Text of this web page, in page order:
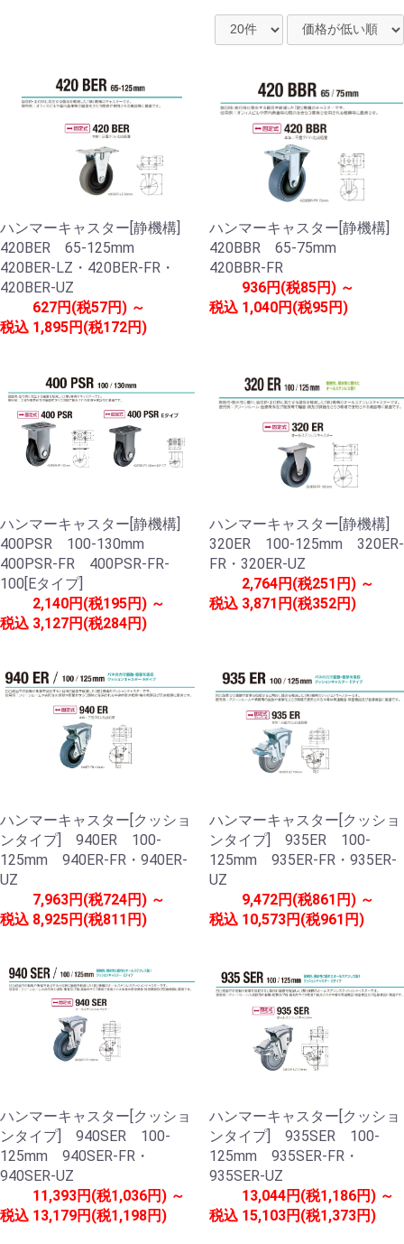
ハンマーキャスター[静機構]
420BER 65-125mm
420BER-LZ・420BER-FR・
420BER-UZ
税込
627円(税57円) ～
1,895円(税172円)
ハンマーキャスター[静機構]
420BBR 65-75mm
420BBR-FR
税込
936円(税85円) ～
1,040円(税95円)
ハンマーキャスター[静機構]
400PSR 100-130mm
400PSR-FR 400PSR-FR-
100[Eタイプ]
税込
2,140円(税195円) ～
3,127円(税284円)
ハンマーキャスター[静機構]
320ER 100-125mm 320ER-
FR・320ER-UZ
税込
2,764円(税251円) ～
3,871円(税352円)
ハンマーキャスター[クッショ
ンタイプ] 940ER 100-
125mm 940ER-FR・940ER-
UZ
税込
7,963円(税724円) ～
8,925円(税811円)
ハンマーキャスター[クッショ
ンタイプ] 935ER 100-
125mm 935ER-FR・935ER-
UZ
税込
9,472円(税861円) ～
10,573円(税961円)
ハンマーキャスター[クッショ
ンタイプ] 940SER 100-
125mm 940SER-FR・
940SER-UZ
税込
11,393円(税1,036円) ～
13,179円(税1,198円)
ハンマーキャスター[クッショ
ンタイプ] 935SER 100-
125mm 935SER-FR・
935SER-UZ
税込
13,044円(税1,186円) ～
15,103円(税1,373円)